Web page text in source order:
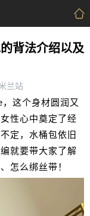
背法介绍以及
兰站
这个身材圆润又
性心中奠定了经
定，水桶包依旧
就要带大家了解
怎么绑丝带！